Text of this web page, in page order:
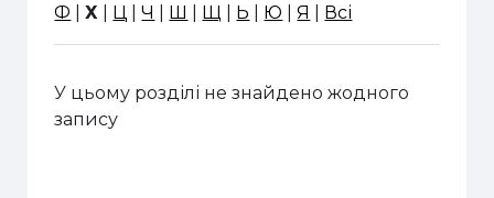
Ф |Х Ц |Ч Ш Щ Ь Ю |Я Всі
У цьому розділі не знайдено жодного
запису